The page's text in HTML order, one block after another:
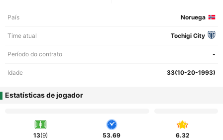
País Noruega
Time atual Tochigi City
Período do contrato -
Idade 33(10-20-1993)
Estatísticas de jogador
13(9) 53.69 6.32